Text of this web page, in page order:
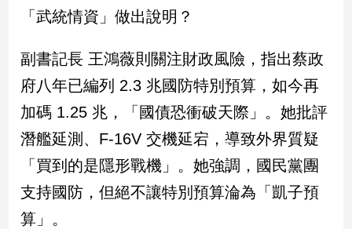
娛
星
聞
流
行/
時
尚
追
「武統情資」做出說明？
副書記長 王鴻薇則關注財政風險，指出蔡政
府八年已編列 2.3 兆國防特別預算，如今再
加碼 1.25 兆，「國債恐衝破天際」。她批評
潛艦延測、F-16V 交機延宕，導致外界質疑
「買到的是隱形戰機」。她強調，國民黨團
支持國防，但絕不讓特別預算淪為「凱子預
算」。